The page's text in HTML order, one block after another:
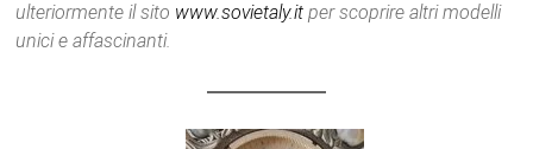
ulteriormente il sito www.sovietaly.it per scoprire altri modelli
unici e affascinanti.